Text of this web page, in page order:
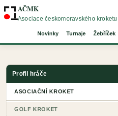
AČMK
Asociace českomoravského kroketu
Novinky Turnaje Žebříček
Profil hráče
ASOCIAČNÍ KROKET
GOLF KROKET